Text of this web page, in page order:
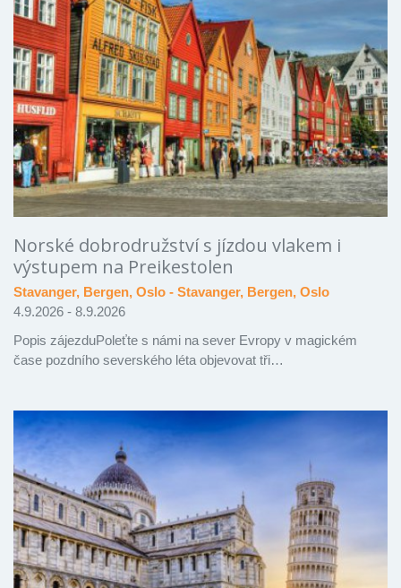
Norské dobrodružství s jízdou vlakem i
výstupem na Preikestolen
Stavanger, Bergen, Oslo - Stavanger, Bergen, Oslo
4.9.2026 - 8.9.2026
Popis zájezduPoleťte s námi na sever Evropy v magickém
čase pozdního severského léta objevovat tři…